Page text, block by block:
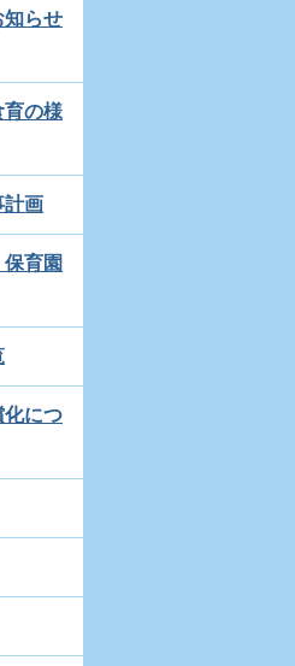
知らせ
育の様
計画
育園
化につ